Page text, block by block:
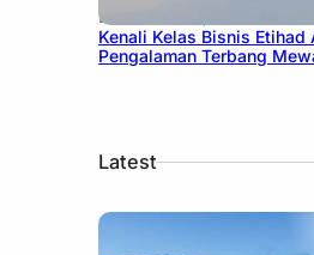
December 27, 2024
Kenali Kelas Bisnis Etihad
Pengalaman Terbang
Latest